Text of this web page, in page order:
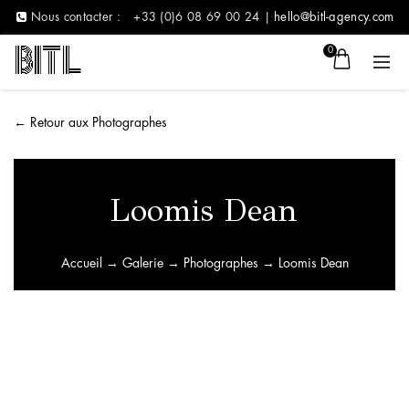
Nous contacter : +33 (0)6 08 69 00 24 | hello@bitl-agency.com
0
← Retour aux Photographes
Loomis Dean
Accueil → Galerie→ Photographes → Loomis Dean